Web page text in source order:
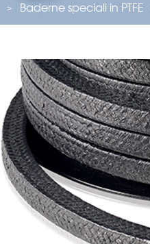
Baderne speciali in PTFE